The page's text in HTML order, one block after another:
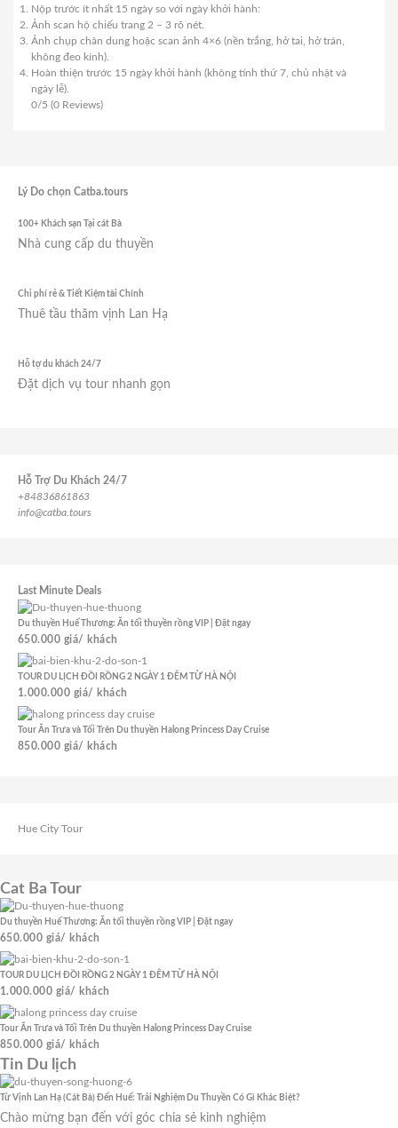
Nộp trước ít nhất 15 ngày so với ngày khởi hành:
Ảnh scan hộ chiếu trang 2 – 3 rõ nét.
Ảnh chụp chân dung hoặc scan ảnh 4×6 (nền trắng, hở tai, hở trán,
không đeo kính).
Hoàn thiện trước 15 ngày khởi hành (không tính thứ 7, chủ nhật và
ngày lễ).
0/5 (0 Reviews)
Lý Do chọn Catba.tours
100+ Khách sạn Tại cát Bà
Nhà cung cấp du thuyền
Chi phí rẻ & Tiết Kiệm tài Chính
Thuê tầu thăm vịnh Lan Hạ
Hỗ tợ du khách 24/7
Đặt dịch vụ tour nhanh gọn
Hỗ Trợ Du Khách 24/7
+84836861863
info@catba.tours
Last Minute Deals
Du thuyền Huế Thương: Ăn tối thuyền rồng VIP | Đặt ngay
650.000 giá/ khách
TOUR DU LỊCH ĐỒI RỒNG 2 NGÀY 1 ĐÊM TỪ HÀ NỘI
1.000.000 giá/ khách
Tour Ăn Trưa và Tối Trên Du thuyền Halong Princess Day Cruise
850.000 giá/ khách
Hue City Tour
Cat Ba Tour
Du thuyền Huế Thương: Ăn tối thuyền rồng VIP | Đặt ngay
650.000 giá/ khách
TOUR DU LỊCH ĐỒI RỒNG 2 NGÀY 1 ĐÊM TỪ HÀ NỘI
1.000.000 giá/ khách
Tour Ăn Trưa và Tối Trên Du thuyền Halong Princess Day Cruise
850.000 giá/ khách
Tin Du lịch
Từ Vịnh Lan Hạ (Cát Bà) Đến Huế: Trải Nghiệm Du Thuyền Có Gì Khác Biệt?
Chào mừng bạn đến với góc chia sẻ kinh nghiệm